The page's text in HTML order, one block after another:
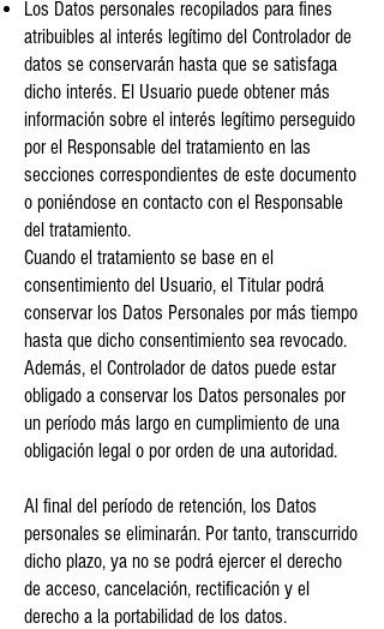
Los Datos personales recopilados para fines
atribuibles al interés legítimo del Controlador de
datos se conservarán hasta que se satisfaga
dicho interés. El Usuario puede obtener más
información sobre el interés legítimo perseguido
por el Responsable del tratamiento en las
secciones correspondientes de este documento
o poniéndose en contacto con el Responsable
del tratamiento.
Cuando el tratamiento se base en el
consentimiento del Usuario, el Titular podrá
conservar los Datos Personales por más tiempo
hasta que dicho consentimiento sea revocado.
Además, el Controlador de datos puede estar
obligado a conservar los Datos personales por
un período más largo en cumplimiento de una
obligación legal o por orden de una autoridad.
Al final del período de retención, los Datos
personales se eliminarán. Por tanto, transcurrido
dicho plazo, ya no se podrá ejercer el derecho
de acceso, cancelación, rectificación y el
derecho a la portabilidad de los datos.